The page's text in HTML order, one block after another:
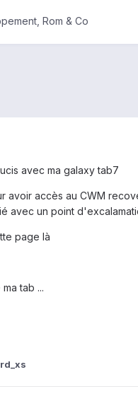
Rom & Co
avec ma galaxy tab7
avoir accès au CWM
avec un point
page là
tab ...